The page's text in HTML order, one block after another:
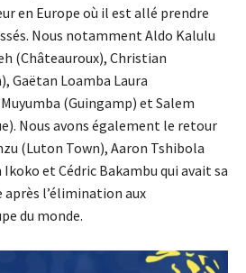
en Europe où il est allé prendre
Nous notamment Aldo Kalulu
(Châteauroux), Christian
Gaëtan Loamba Laura
(Guingamp) et Salem
Nous avons également le retour
(Luton Town), Aaron Tshibola
et Cédric Bakambu qui avait sa
l’élimination aux
du monde.